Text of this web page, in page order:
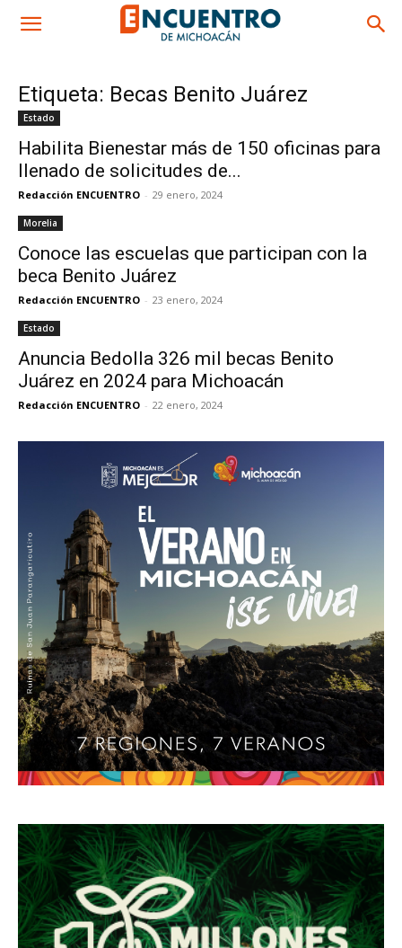
Etiqueta: Becas Benito Juárez
Estado
Habilita Bienestar más de 150 oficinas para
llenado de solicitudes de...
Redacción ENCUENTRO - 29 enero, 2024
Morelia
Conoce las escuelas que participan con la
beca Benito Juárez
Redacción ENCUENTRO - 23 enero, 2024
Estado
Anuncia Bedolla 326 mil becas Benito
Juárez en 2024 para Michoacán
Redacción ENCUENTRO - 22 enero, 2024